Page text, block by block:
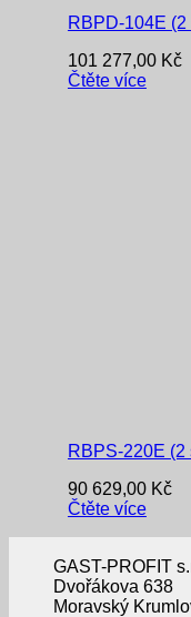
RBPD-104E
101 277,00 Kč
Čtěte více
RBPS-220E
90 629,00 Kč
Čtěte více
GAST-PROFIT
Dvořákova 638
Moravský